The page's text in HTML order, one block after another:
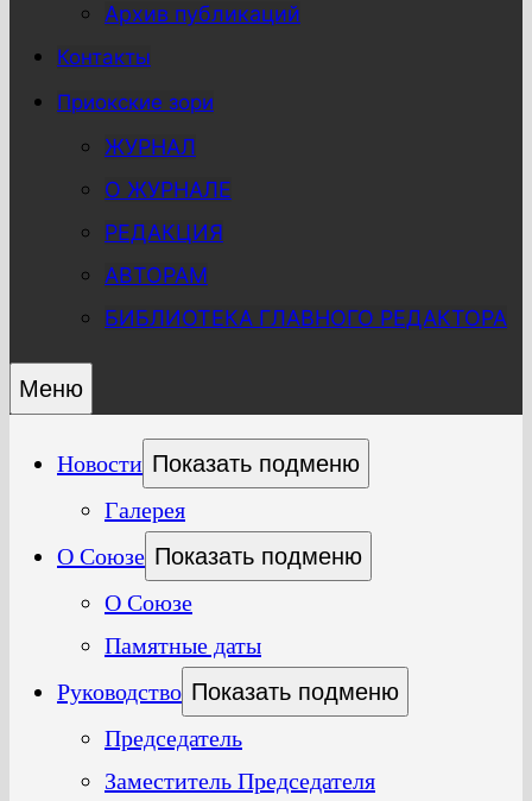
Архив публикаций
Контакты
Приокские зори
ЖУРНАЛ
О ЖУРНАЛЕ
РЕДАКЦИЯ
АВТОРАМ
БИБЛИОТЕКА ГЛАВНОГО РЕДАКТОРА
Меню
Новости Показать подменю
Галерея
О Союзе Показать подменю
О Союзе
Памятные даты
Руководство Показать подменю
Председатель
Заместитель Председателя